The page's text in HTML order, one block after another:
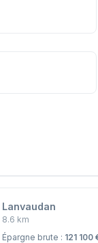
Lanvaudan
8.6 km
Épargne brute : 121 100